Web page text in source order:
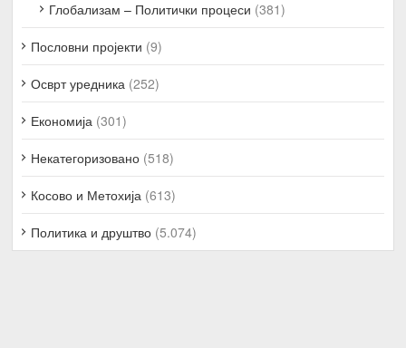
Глобализам – Политички процеси (381)
Пословни пројекти (9)
Осврт уредника (252)
Економија (301)
Некатегоризовано (518)
Косово и Метохија (613)
Политика и друштво (5.074)